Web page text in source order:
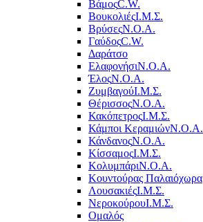
ΒάμοςC.W.
ΒουκολιέςΙ.Μ.Σ.
ΒρύσεςΝ.Ο.Α.
ΓαύδοςC.W.
Δαράτσο
ΕλαφονήσιΝ.Ο.Α.
ΈλοςΝ.Ο.Α.
ΖυμβαγούΙ.Μ.Σ.
ΘέρισσοςΝ.Ο.Α.
ΚακόπετροςΙ.Μ.Σ.
Κάμποι ΚεραμιώνΝ.Ο.Α.
ΚάνδανοςΝ.Ο.Α.
ΚίσσαμοςΙ.Μ.Σ.
ΚολυμπάριΝ.Ο.Α.
Κουντούρας Παλαιόχωρα
ΛουσακιέςΙ.Μ.Σ.
ΝεροκούρουΙ.Μ.Σ.
Ομαλός